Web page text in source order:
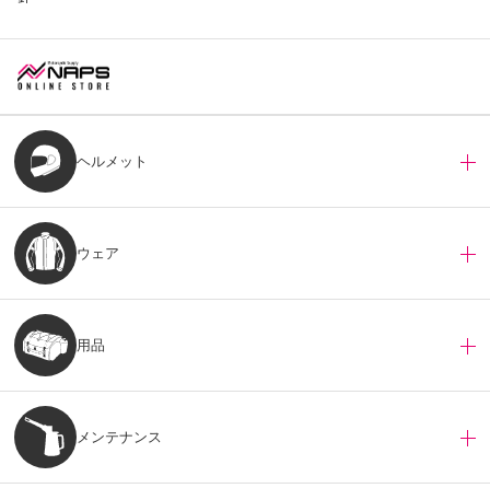
ヘルメット
ウェア
用品
メンテナンス